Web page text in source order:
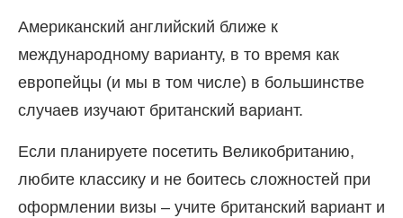
Американский английский ближе к
международному варианту, в то время как
европейцы (и мы в том числе) в большинстве
случаев изучают британский вариант.
Если планируете посетить Великобританию,
любите классику и не боитесь сложностей при
оформлении визы – учите британский вариант и